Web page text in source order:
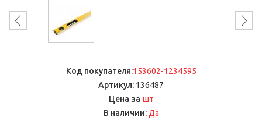
Код покупателя:153602-1234595
Артикул: 136487
Цена за шт
В наличии: Да